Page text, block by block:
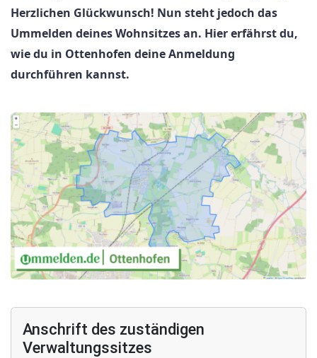
Herzlichen Glückwunsch! Nun steht jedoch das
Ummelden deines Wohnsitzes an. Hier erfährst du,
wie du in Ottenhofen deine Anmeldung
durchführen kannst.
Anschrift des zuständigen
Verwaltungssitzes